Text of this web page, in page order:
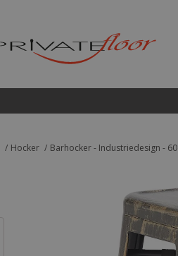
Hocker Barhocker - Industriedesign -